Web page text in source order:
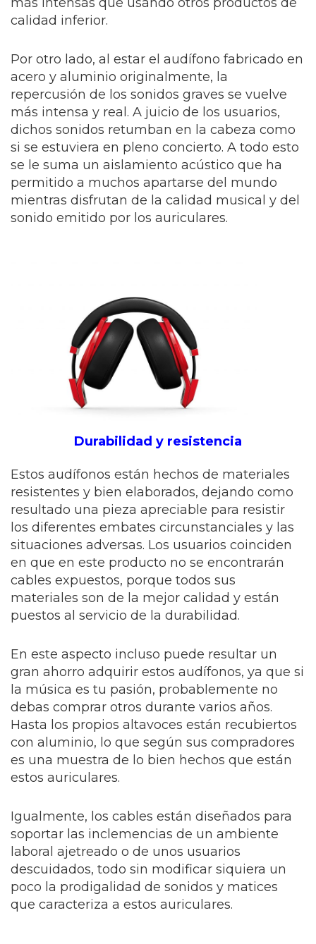
calidad inferior.
Por otro lado, al estar el audífono fabricado en
acero y aluminio originalmente, la
repercusión de los sonidos graves se vuelve
más intensa y real. A juicio de los usuarios,
dichos sonidos retumban en la cabeza como
si se estuviera en pleno concierto. A todo esto
se le suma un aislamiento acústico que ha
permitido a muchos apartarse del mundo
mientras disfrutan de la calidad musical y del
sonido emitido por los auriculares.
Durabilidad y resistencia
Estos audífonos están hechos de materiales
resistentes y bien elaborados, dejando como
resultado una pieza apreciable para resistir
los diferentes embates circunstanciales y las
situaciones adversas. Los usuarios coinciden
en que en este producto no se encontrarán
cables expuestos, porque todos sus
materiales son de la mejor calidad y están
puestos al servicio de la durabilidad.
En este aspecto incluso puede resultar un
gran ahorro adquirir estos audífonos, ya que si
la música es tu pasión, probablemente no
debas comprar otros durante varios años.
Hasta los propios altavoces están recubiertos
con aluminio, lo que según sus compradores
es una muestra de lo bien hechos que están
estos auriculares.
Igualmente, los cables están diseñados para
soportar las inclemencias de un ambiente
laboral ajetreado o de unos usuarios
descuidados, todo sin modificar siquiera un
poco la prodigalidad de sonidos y matices
que caracteriza a estos auriculares.